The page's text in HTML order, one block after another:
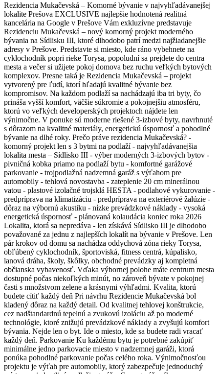
Rezidencia Mukačevská – Komorné bývanie v najvyhľadávanejšej
lokalite Prešova EXCLUSIVE najlepšie hodnotená realitná
kancelária na Google v Prešove Vám exkluzívne predstavuje
Rezidenciu Mukačevská – nový komorný projekt moderného
bývania na Sídlisku III, ktoré dlhodobo patrí medzi najžiadanejšie
adresy v Prešove. Predstavte si miesto, kde ráno vybehnete na
cyklochodník popri rieke Torysa, popoludní sa prejdete do centra
mesta a večer si užijete pokoj domova bez ruchu veľkých bytových
komplexov. Presne taká je Rezidencia Mukačevská – projekt
vytvorený pre ľudí, ktorí hľadajú kvalitné bývanie bez
kompromisov. Na každom podlaží sa nachádzajú iba tri byty, čo
prináša vyšší komfort, väčšie súkromie a pokojnejšiu atmosféru,
ktorú vo veľkých developerských projektoch nájdete len
výnimočne. V ponuke sú moderne riešené 3-izbové byty, navrhnuté
s dôrazom na kvalitné materiály, energetickú úspornosť a pohodlné
bývanie na dlhé roky. Prečo práve rezidencia Mukačevská? -
komorný projekt len s 3 bytmi na podlaží - najvyhľadávanejšia
lokalita mesta – Sídlisko III - výber moderných 3-izbových bytov -
pivničná kobka priamo na podlaží bytu - komfortné garážové
parkovanie - trojpodlažná nadzemná garáž s výťahom pre
automobily - tehlová novostavba - zateplenie 20 cm minerálnou
vatou - plastové izolačné trojsklá HESTA - podlahové vykurovanie -
predpríprava na klimatizáciu - predpríprava na exteriérové žalúzie -
dôraz na výbornú akustiku - nízke prevádzkové náklady - vysoká
energetická úspornosť - plánovaná kolaudácia koniec roka 2026
Lokalita, ktorá sa nepredáva - len získává Sídlisko III je dlhodobo
považované za jednu z najlepších lokalít na bývanie v Prešove. Len
pár krokov od domu sa nachádza oddychová zóna rieky Torysa,
obľúbený cyklochodník, športoviská, fitness centrá, kúpalisko,
lanová dráha, školy, škôlky, obchodné prevádzky aj kompletná
občianska vybavenosť. Vďaka výbornej polohe máte centrum mesta
dostupné počas niekoľkých minút, no zároveň bývate v pokojnej
časti s množstvom zelene a krásnymi výhľadmi. Kvalita, ktorú
budete cítiť každý deň Pri návrhu Rezidencie Mukačevská bol
kladený dôraz na každý detail. Od kvalitnej tehlovej konštrukcie,
cez nadštandardnú tepelnú a zvukovú izoláciu až po moderné
technológie, ktoré znižujú prevádzkové náklady a zvyšujú komfort
bývania. Nejde len o byt. Ide o miesto, kde sa budete radi vracať
každý deň. Parkovanie Ku každému bytu je potrebné zakúpiť
minimálne jedno parkovacie miesto v nadzemnej garáži, ktorá
ponúka pohodlné parkovanie počas celého roka. Výnimočnosťou
projektu je výťah pre automobily, ktorý zabezpečuje jednoduchý